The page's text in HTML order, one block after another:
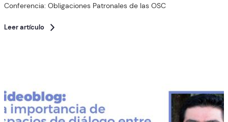
Conferencia: Obligaciones Patronales de las OSC
Leer artículo